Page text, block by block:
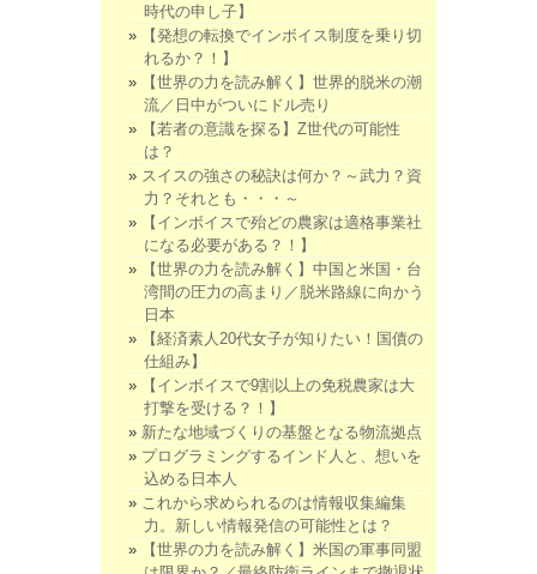
時代の申し子】
【発想の転換でインボイス制度を乗り切
れるか？！】
【世界の力を読み解く】世界的脱米の潮
流／日中がついにドル売り
【若者の意識を探る】Z世代の可能性
は？
スイスの強さの秘訣は何か？～武力？資
力？それとも・・・～
【インボイスで殆どの農家は適格事業社
になる必要がある？！】
【世界の力を読み解く】中国と米国・台
湾間の圧力の高まり／脱米路線に向かう
日本
【経済素人20代女子が知りたい！国債の
仕組み】
【インボイスで9割以上の免税農家は大
打撃を受ける？！】
新たな地域づくりの基盤となる物流拠点
プログラミングするインド人と、想いを
込める日本人
これから求められるのは情報収集編集
力。新しい情報発信の可能性とは？
【世界の力を読み解く】米国の軍事同盟